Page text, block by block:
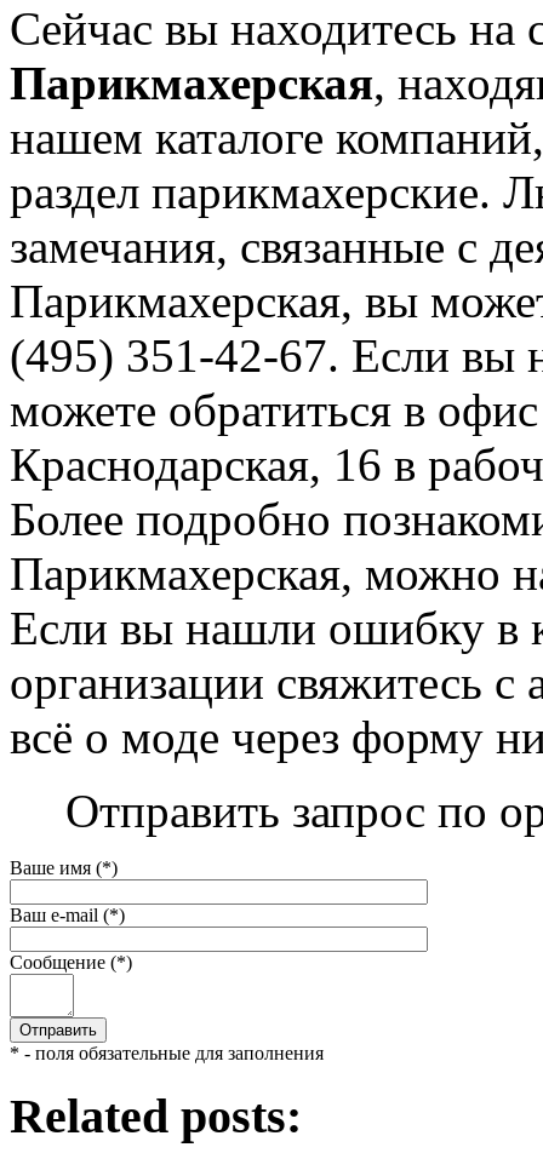
Сейчас вы находитесь на
Парикмахерская,
нашем каталоге
раздел
замечания, связанные с
Парикмахерская, вы
(495) 351-42-67. Если вы
можете обратиться в
Краснодарская, 16 в
Более подробно
Парикмахерская, можно
Если вы нашли ошибку в
организации свяжитесь
всё о моде через форму
Отправить запрос по
Ваше имя (*)
Ваш e-mail (*)
Сообщение (*)
* - поля обязательные для заполнения
Related posts: